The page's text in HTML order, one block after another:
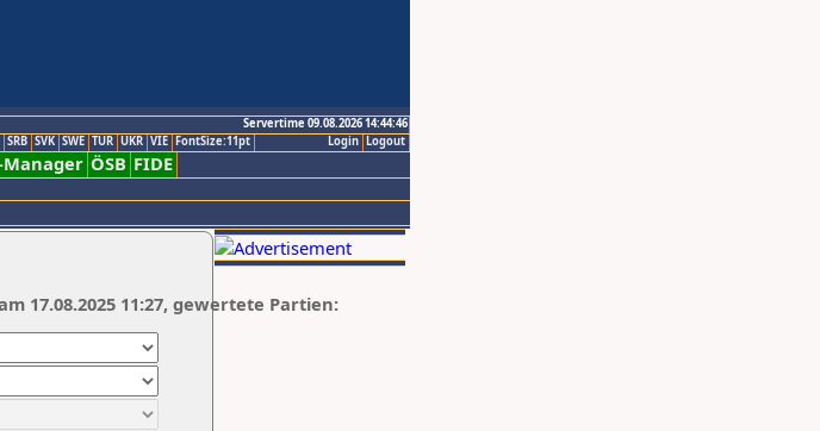
Servertime 09.08.2026 14:44:46
Logout
Login
SRB SVK SWE TUR UKR VIE FontSize:11pt
Manager ÖSB FIDE
17.08.2025 11:27, gewertete Partien: